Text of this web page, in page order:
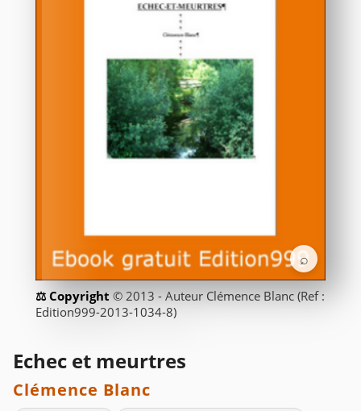
⌕
© 2013 - Auteur Clémence Blanc (Ref :
Edition999-2013-1034-8)
Echec et meurtres
Clémence Blanc